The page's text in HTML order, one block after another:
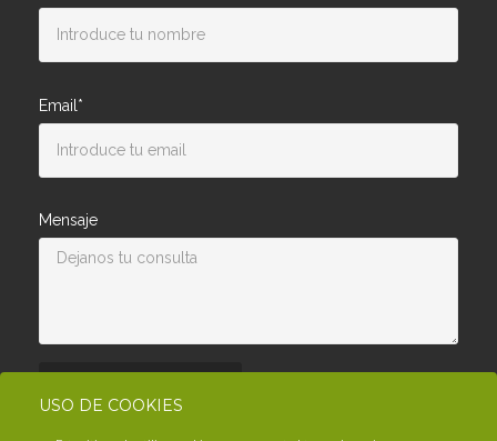
USO DE COOKIES
Email*
Mensaje